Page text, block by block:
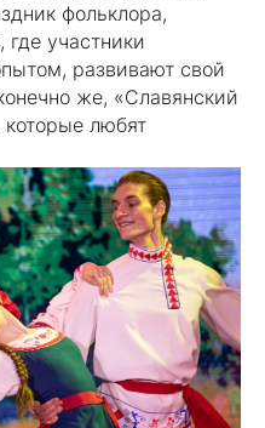
фольклора,
где участники
развивают свой
же, «Славянский
любят